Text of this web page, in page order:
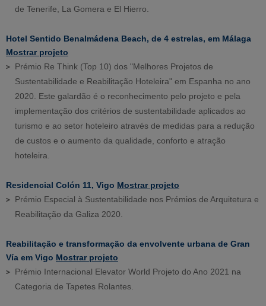
de Tenerife, La Gomera e El Hierro.
Hotel Sentido Benalmádena Beach, de 4 estrelas, em Málaga
Mostrar projeto
Prémio Re Think (Top 10) dos "Melhores Projetos de
Sustentabilidade e Reabilitação Hoteleira" em Espanha no ano
2020. Este galardão é o reconhecimento pelo projeto e pela
implementação dos critérios de sustentabilidade aplicados ao
turismo e ao setor hoteleiro através de medidas para a redução
de custos e o aumento da qualidade, conforto e atração
hoteleira.
Residencial Colón 11, Vigo Mostrar projeto
Prémio Especial à Sustentabilidade nos Prémios de Arquitetura e
Reabilitação da Galiza 2020.
Reabilitação e transformação da envolvente urbana de Gran
Vía em Vigo Mostrar projeto
Prémio Internacional Elevator World Projeto do Ano 2021 na
Categoria de Tapetes Rolantes.